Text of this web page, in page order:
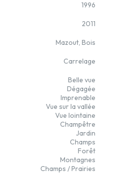
1996
2011
Mazout, Bois
Carrelage
Belle vue
Dégagée
Imprenable
Vue sur la vallée
Vue lointaine
Champêtre
Jardin
Champs
Forêt
Montagnes
Champs / Prairies